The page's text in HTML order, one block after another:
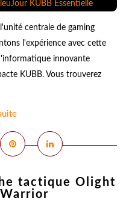
centrale de gaming
l'expérience avec cette
innovante
KUBB. Vous trouverez
tactique Olight